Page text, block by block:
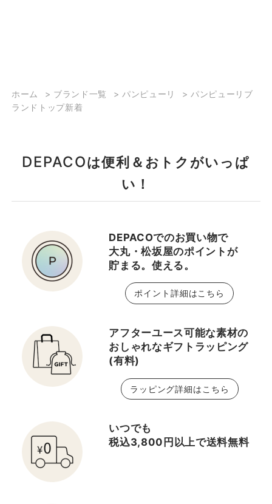
ホーム > ブランド一覧 > パンピューリ > パンピューリブ
ランドトップ新着
DEPACOは便利＆おトクがいっぱ
い！
DEPACOでのお買い物で
大丸・松坂屋のポイントが
貯まる。使える。
ポイント詳細はこちら
アフターユース可能な素材の
おしゃれなギフトラッピング
(有料)
ラッピング詳細はこちら
いつでも
税込3,800円以上で送料無料